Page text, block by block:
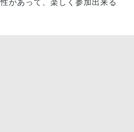
があって、楽しく参加出来る